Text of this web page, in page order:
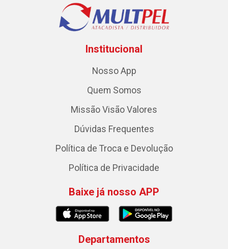
Institucional
Nosso App
Quem Somos
Missão Visão Valores
Dúvidas Frequentes
Política de Troca e Devolução
Política de Privacidade
Baixe já nosso APP
Departamentos